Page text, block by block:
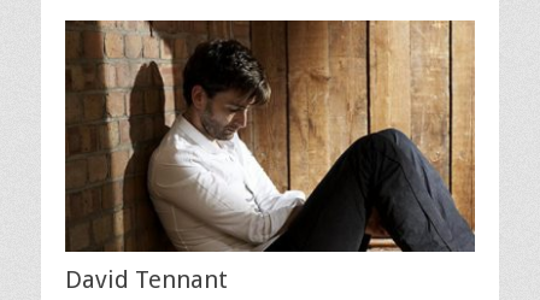
David Tennant